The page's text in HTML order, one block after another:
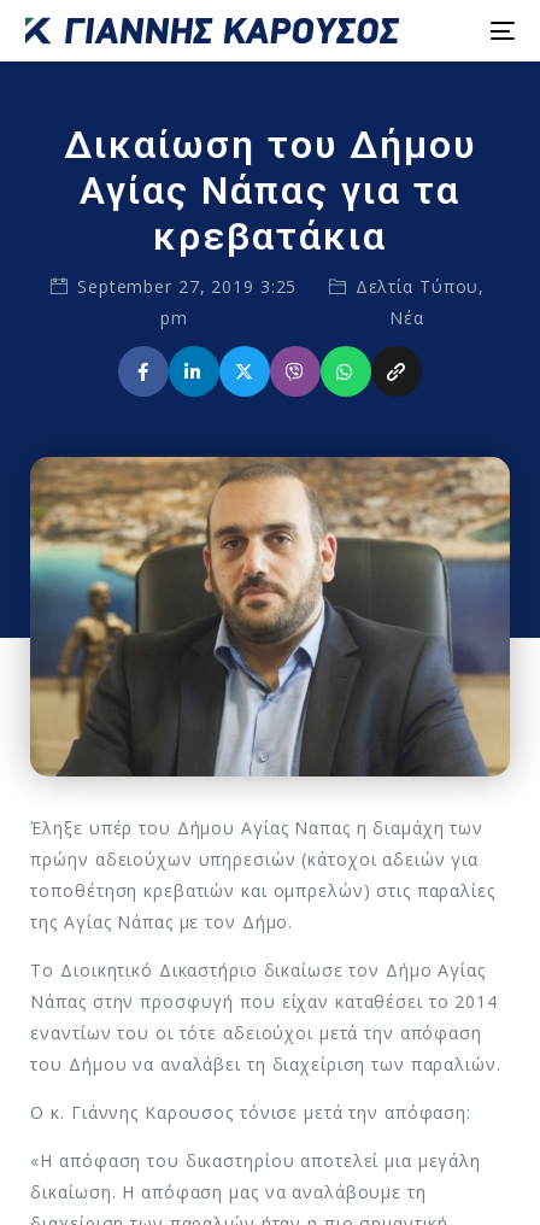
Δικαίωση του Δήμου
Αγίας Νάπας για τα
κρεβατάκια
September 27, 2019 3:25
pm
Δελτία Τύπου,
Νέα
Έληξε υπέρ του Δήμου Αγίας Ναπας η διαμάχη των
πρώην αδειούχων υπηρεσιών (κάτοχοι αδειών για
τοποθέτηση κρεβατιών και ομπρελών) στις παραλίες
της Αγίας Νάπας με τον Δήμο.
Το Διοικητικό Δικαστήριο δικαίωσε τον Δήμο Αγίας
Νάπας στην προσφυγή που είχαν καταθέσει το 2014
εναντίων του οι τότε αδειούχοι μετά την απόφαση
του Δήμου να αναλάβει τη διαχείριση των παραλιών.
Ο κ. Γιάννης Καρουσος τόνισε μετά την απόφαση:
«Η απόφαση του δικαστηρίου αποτελεί μια μεγάλη
δικαίωση. Η απόφαση μας να αναλάβουμε τη